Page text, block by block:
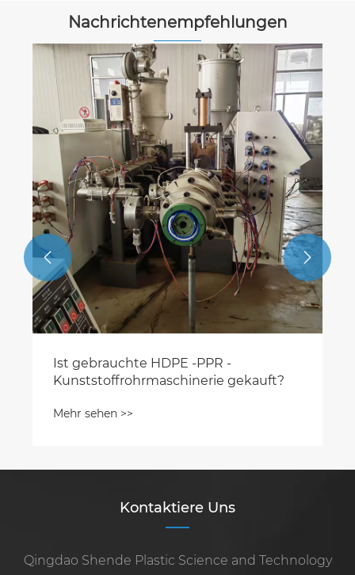
Nachrichtenempfehlungen
Warum sind benutzte
Kunststoffrohrmaschinen eine Spitze
für schnelles Wachstum?
Mehr sehen >>
 
Kontaktiere Uns
Qingdao Shende Plastic Science and Technology